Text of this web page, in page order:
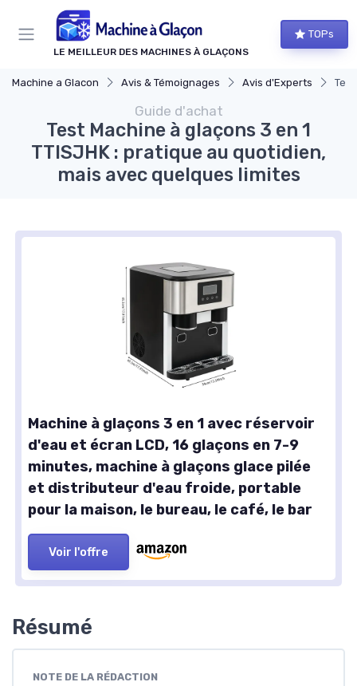
LE MEILLEUR DES MACHINES À GLAÇONS
TOPs
Machine a Glacon Avis & Témoignages Avis d'Experts
Guide d'achat
Test Machine à glaçons 3 en 1
TTISJHK : pratique au quotidien,
mais avec quelques limites
Machine à glaçons 3 en 1 avec réservoir
d'eau et écran LCD, 16 glaçons en 7-9
minutes, machine à glaçons glace pilée
et distributeur d'eau froide, portable
pour la maison, le bureau, le café, le bar
Voir l'offre
Résumé
NOTE DE LA RÉDACTION
Panneau de gestion des cookies